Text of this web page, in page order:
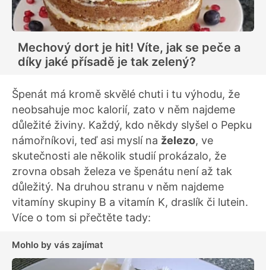
Mechový dort je hit! Víte, jak se peče a
díky jaké přísadě je tak zelený?
Špenát má kromě skvělé chuti i tu výhodu, že
neobsahuje moc kalorií, zato v něm najdeme
důležité živiny. Každý, kdo někdy slyšel o Pepku
námořníkovi, teď asi myslí na železo, ve
skutečnosti ale několik studií prokázalo, že
zrovna obsah železa ve špenátu není až tak
důležitý. Na druhou stranu v něm najdeme
vitamíny skupiny B a vitamín K, draslík či lutein.
Více o tom si přečtěte tady:
Mohlo by vás zajímat